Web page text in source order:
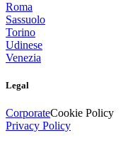
Roma
Sassuolo
Torino
Udinese
Venezia
Legal
CorporateCookie Policy
Privacy Policy